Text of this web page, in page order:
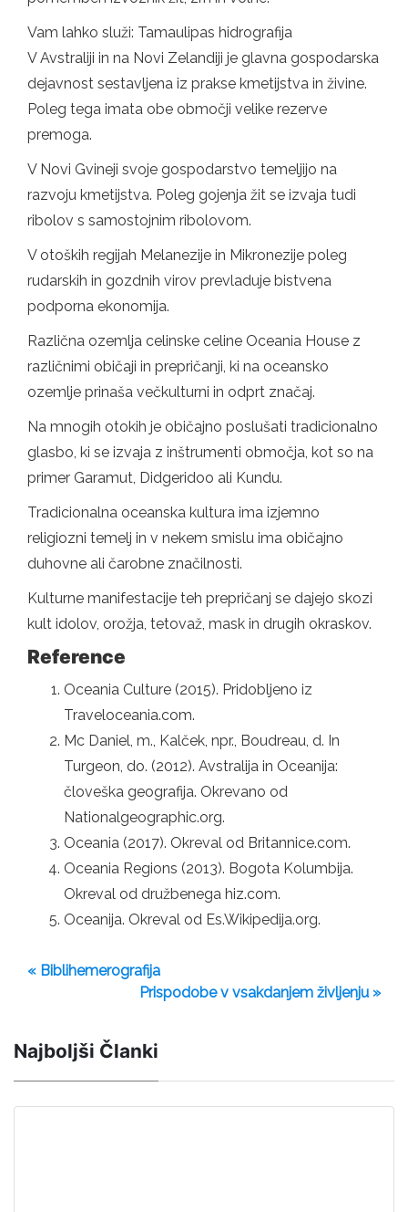
Vam lahko služi: Tamaulipas hidrografija
V Avstraliji in na Novi Zelandiji je glavna gospodarska
dejavnost sestavljena iz prakse kmetijstva in živine.
Poleg tega imata obe območji velike rezerve
premoga.
V Novi Gvineji svoje gospodarstvo temeljijo na
razvoju kmetijstva. Poleg gojenja žit se izvaja tudi
ribolov s samostojnim ribolovom.
V otoških regijah Melanezije in Mikronezije poleg
rudarskih in gozdnih virov prevladuje bistvena
podporna ekonomija.
Različna ozemlja celinske celine Oceania House z
različnimi običaji in prepričanji, ki na oceansko
ozemlje prinaša večkulturni in odprt značaj.
Na mnogih otokih je običajno poslušati tradicionalno
glasbo, ki se izvaja z inštrumenti območja, kot so na
primer Garamut, Didgeridoo ali Kundu.
Tradicionalna oceanska kultura ima izjemno
religiozni temelj in v nekem smislu ima običajno
duhovne ali čarobne značilnosti.
Kulturne manifestacije teh prepričanj se dajejo skozi
kult idolov, orožja, tetovaž, mask in drugih okraskov.
Reference
Oceania Culture (2015). Pridobljeno iz
Traveloceania.com.
Mc Daniel, m., Kalček, npr., Boudreau, d. In
Turgeon, do. (2012). Avstralija in Oceanija:
človeška geografija. Okrevano od
Nationalgeographic.org.
Oceania (2017). Okreval od Britannice.com.
Oceania Regions (2013). Bogota Kolumbija.
Okreval od družbenega hiz.com.
Oceanija. Okreval od Es.Wikipedija.org.
« Biblihemerografija
Prispodobe v vsakdanjem življenju »
Najboljši Članki